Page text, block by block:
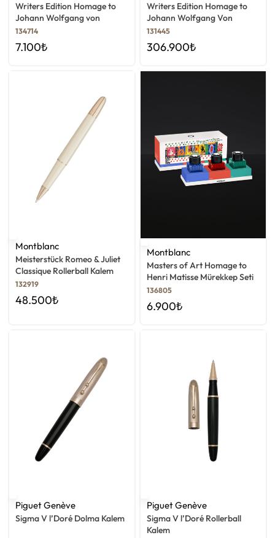
Writers Edition Homage to
Johann Wolfgang von
Goethe Çizgili Not Defteri
134714
7.100₺
Writers Edition Homage to
Johann Wolfgang Von
Goethe Dolma Kalem
131445
306.900₺
Montblanc
Meisterstück Romeo & Juliet
Classique Rollerball Kalem
132919
48.500₺
Montblanc
Masters of Art Homage to
Henri Matisse Mürekkep Seti
136805
6.900₺
Piguet Genève
Sigma V l’Doré Dolma Kalem
Piguet Genève
Sigma V l’Doré Rollerball
Kalem